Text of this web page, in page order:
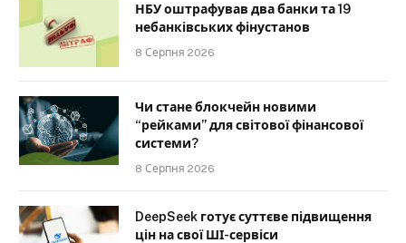
НБУ оштрафував два банки та 19
небанківських фінустанов
8 Серпня 2026
Чи стане блокчейн новими
“рейками” для світової фінансової
системи?
8 Серпня 2026
DeepSeek готує суттєве підвищення
цін на свої ШІ-сервіси